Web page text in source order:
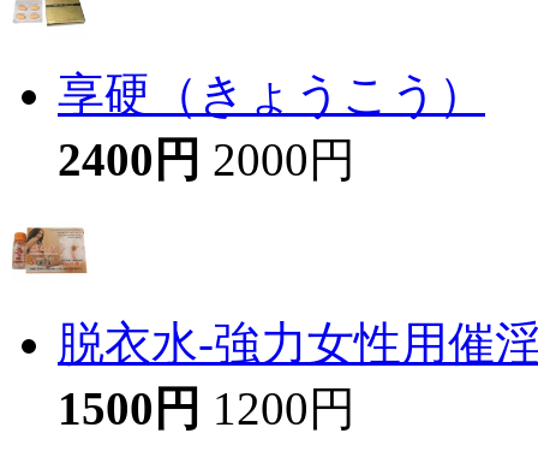
享硬（きょうこう）
2400円 2000円
脱衣水-強力女性用催
1500円 1200円